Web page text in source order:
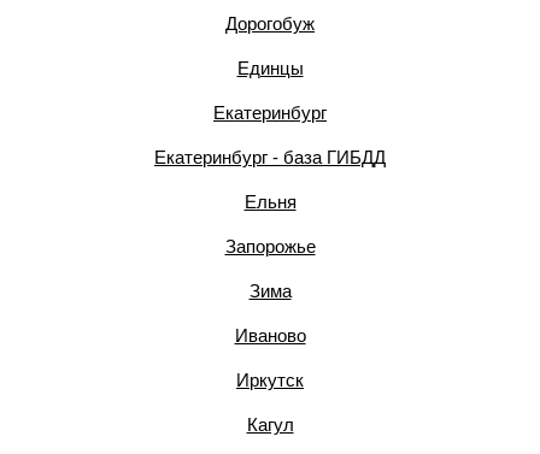
Дорогобуж
Единцы
Екатеринбург
Екатеринбург - база ГИБДД
Ельня
Запорожье
Зима
Иваново
Иркутск
Кагул